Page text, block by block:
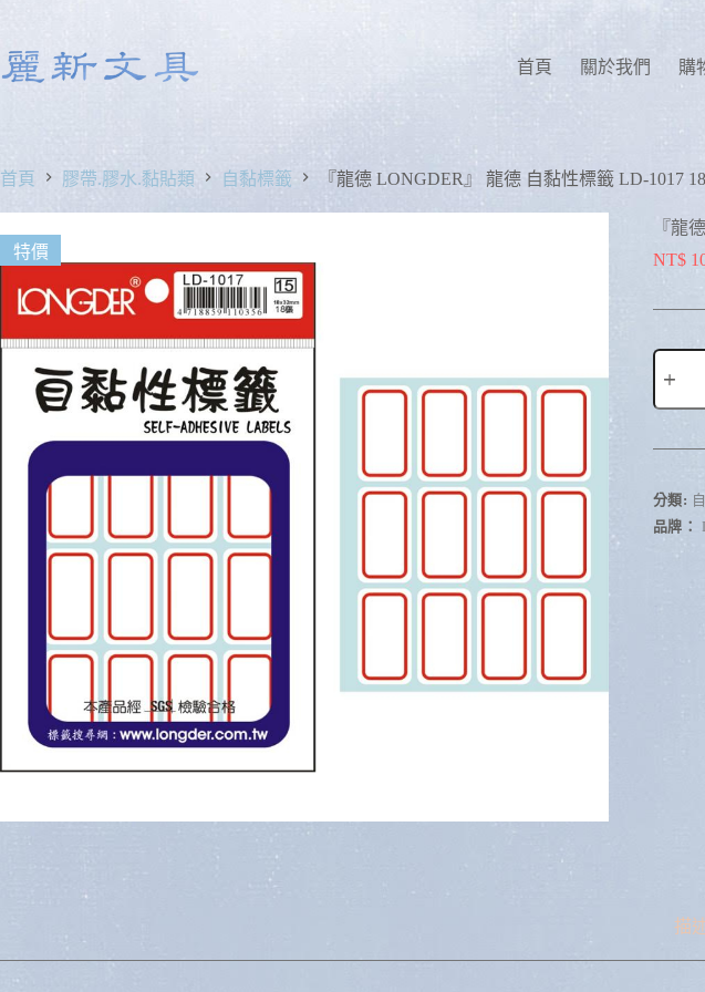
首頁 關於我們 購
首頁 膠帶.膠水.黏貼類 自黏標籤 『龍德 LONGDER』 龍德 自黏性標籤 LD-1017
特價
『龍
NT$
r
n
a
分類:
品牌：
描